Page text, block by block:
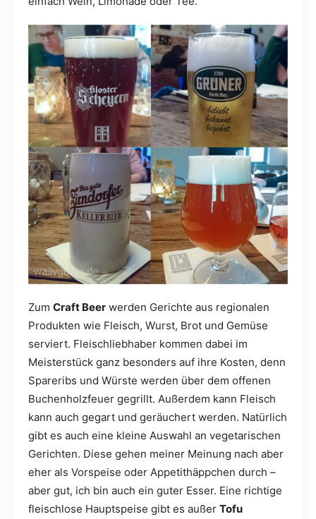
Zum Craft Beer werden Gerichte aus regionalen
Produkten wie Fleisch, Wurst, Brot und Gemüse
serviert. Fleischliebhaber kommen dabei im
Meisterstück ganz besonders auf ihre Kosten, denn
Spareribs und Würste werden über dem offenen
Buchenholzfeuer gegrillt. Außerdem kann Fleisch
kann auch gegart und geräuchert werden. Natürlich
gibt es auch eine kleine Auswahl an vegetarischen
Gerichten. Diese gehen meiner Meinung nach aber
eher als Vorspeise oder Appetithäppchen durch –
aber gut, ich bin auch ein guter Esser. Eine richtige
fleischlose Hauptspeise gibt es außer Tofu